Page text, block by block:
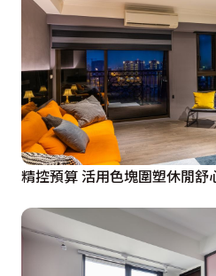
重：建築基本工項(隔間、防
(家具、燈具、設備、其他可移
c、其他不可言說之處，如照
設計概念文字為【嬡居室內設
精控預算 活用色塊圍塑休閒